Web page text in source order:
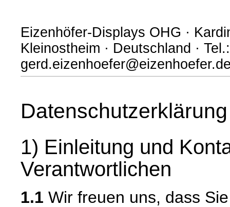
Eizenhöfer-Displays OHG ·
Kleinostheim · Deutschland ·
Datenschutzerklärung
1) Einleitung und
Verantwortlichen
1.1 Wir freuen uns, dass